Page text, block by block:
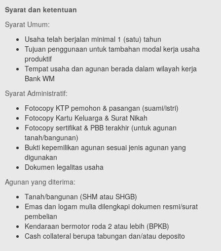
Syarat dan ketentuan
Syarat Umum:
Usaha telah berjalan minimal 1 (satu) tahun
Tujuan penggunaan untuk tambahan modal kerja usaha
produktif
Tempat usaha dan agunan berada dalam wilayah kerja
Bank WM
Syarat Administratif:
Fotocopy KTP pemohon & pasangan (suami/istri)
Fotocopy Kartu Keluarga & Surat Nikah
Fotocopy sertifikat & PBB terakhir (untuk agunan
tanah/bangunan)
Bukti kepemilikan agunan sesuai jenis agunan yang
digunakan
Dokumen legalitas usaha
Agunan yang diterima:
Tanah/bangunan (SHM atau SHGB)
Emas dan logam mulia dilengkapi dokumen resmi/surat
pembelian
Kendaraan bermotor roda 2 atau lebih (BPKB)
Cash collateral berupa tabungan dan/atau deposito